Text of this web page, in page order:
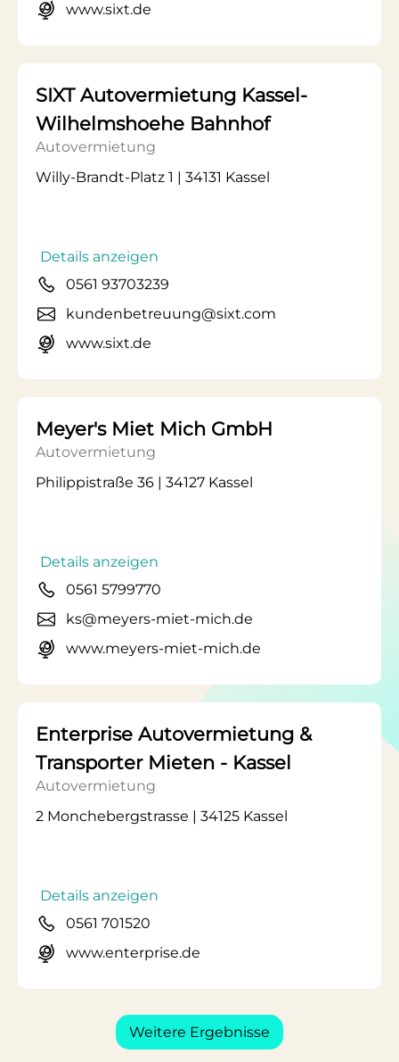
www.sixt.de
SIXT Autovermietung Kassel-
Wilhelmshoehe Bahnhof
Autovermietung
Willy-Brandt-Platz 1 | 34131 Kassel
Details anzeigen
0561 93703239
kundenbetreuung@sixt.com
www.sixt.de
Meyer's Miet Mich GmbH
Autovermietung
Philippistraße 36 | 34127 Kassel
Details anzeigen
0561 5799770
ks@meyers-miet-mich.de
www.meyers-miet-mich.de
Enterprise Autovermietung &
Transporter Mieten - Kassel
Autovermietung
2 Monchebergstrasse | 34125 Kassel
Details anzeigen
0561 701520
www.enterprise.de
Weitere Ergebnisse